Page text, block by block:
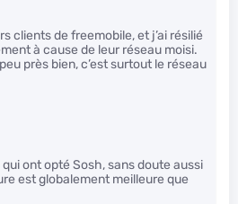
clients de freemobile, et j’ai résilié
à cause de leur réseau moisi.
près bien, c’est surtout le réseau
ont opté Sosh, sans doute aussi
est globalement meilleure que